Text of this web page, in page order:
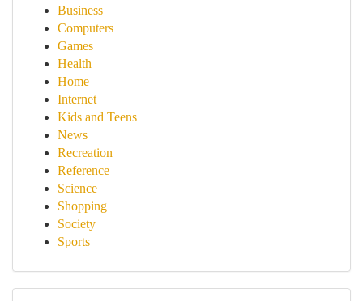
Business
Computers
Games
Health
Home
Internet
Kids and Teens
News
Recreation
Reference
Science
Shopping
Society
Sports